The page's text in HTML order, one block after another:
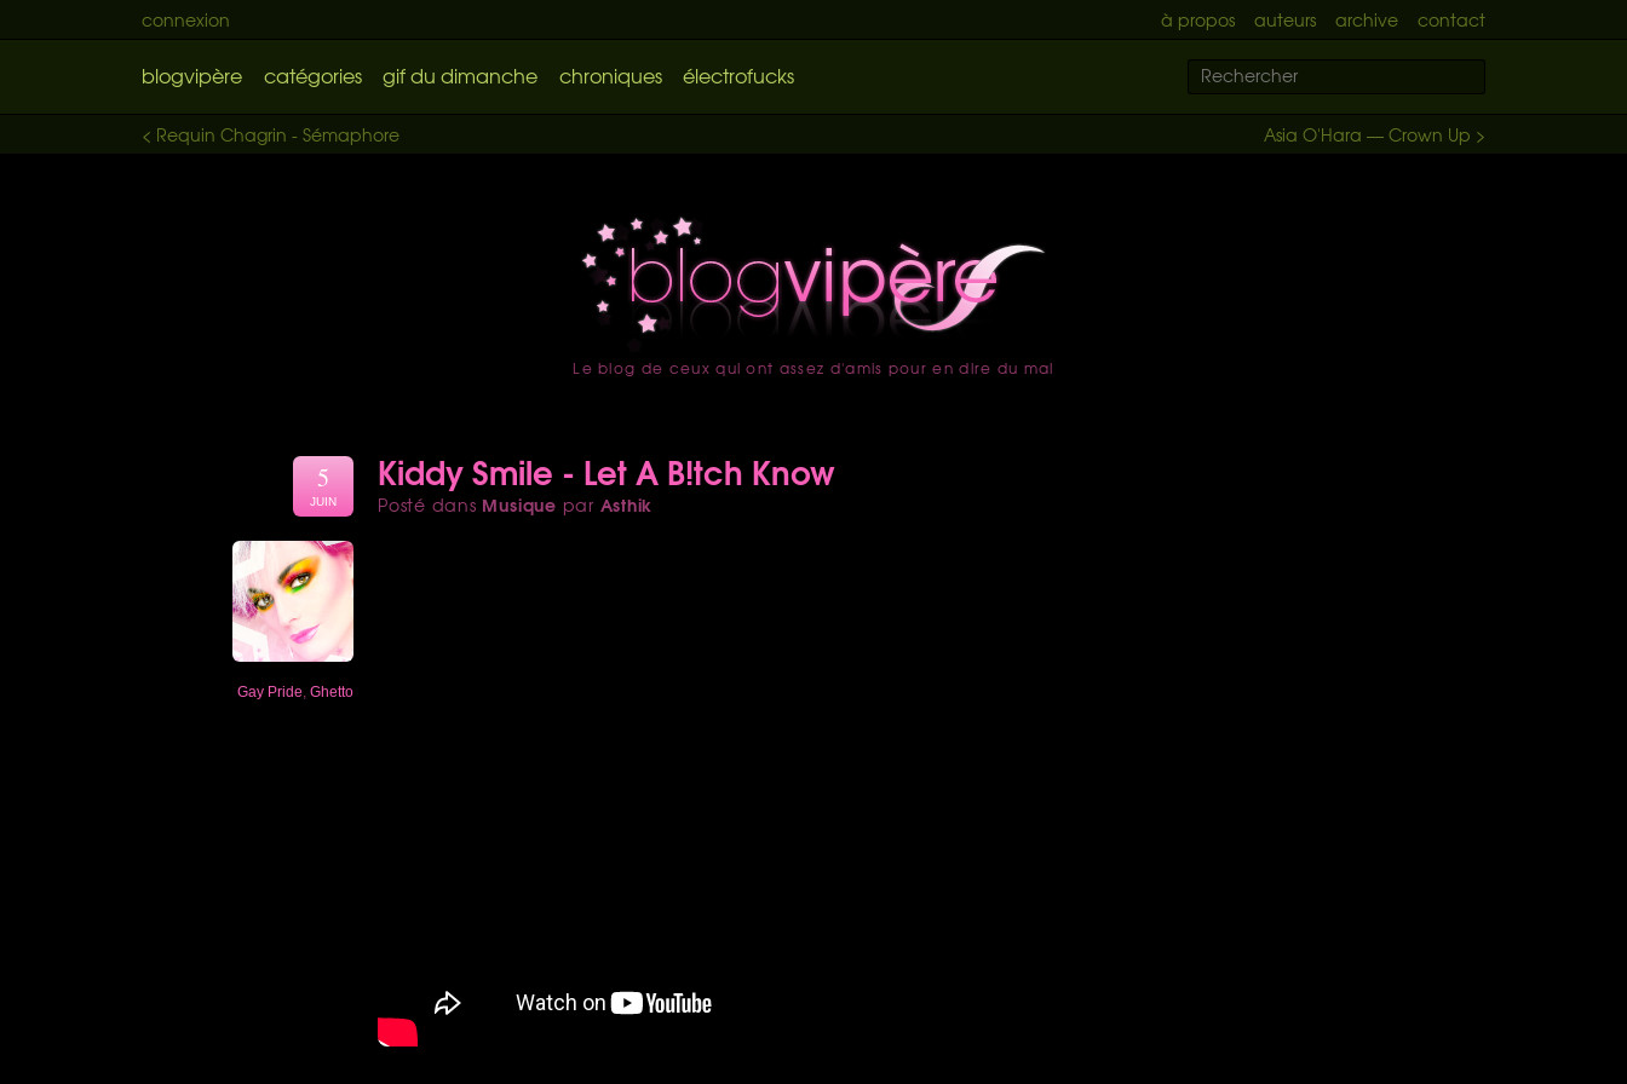
connexion à propos auteurs archive contact
blogvipère catégories gif du dimanche chroniques électrofucks
Asia O'Hara — Crown Up >
< Requin Chagrin - Sémaphore
accueil
Le blog de ceux qui ont assez d'amis pour en dire du mal
Kiddy Smile - Let A B!tch Know
Posté dans Musique par Asthik
5
JUIN
Gay Pride Ghetto